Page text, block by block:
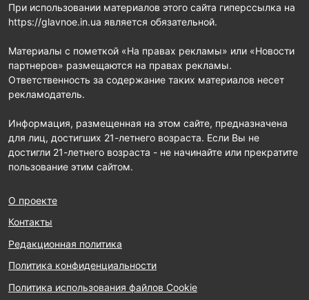
При использовании материалов этого сайта гиперссылка на
https://glavnoe.in.ua является обязательной.
Материалы с пометкой «На правах рекламы» или «Новости
партнеров» размещаются на правах рекламы.
Ответственность за содержание таких материалов несет
рекламодатель.
Информация, размещенная на этом сайте, предназначена
для лиц, достигших 21-летнего возраста. Если Вы не
достигли 21-летнего возраста - не начинайте или прекратите
пользование этим сайтом.
О проекте
Контакты
Редакционная политика
Политика конфиденциальности
Политика использования файлов Cookie